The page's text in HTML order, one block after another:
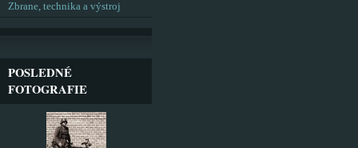
Zbrane, technika a výstroj
POSLEDNÉ
FOTOGRAFIE